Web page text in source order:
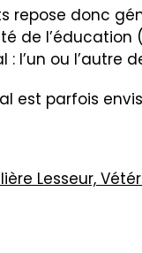
repose donc
de l’éducation
l’un ou l’autre
est parfois
Lesseur,